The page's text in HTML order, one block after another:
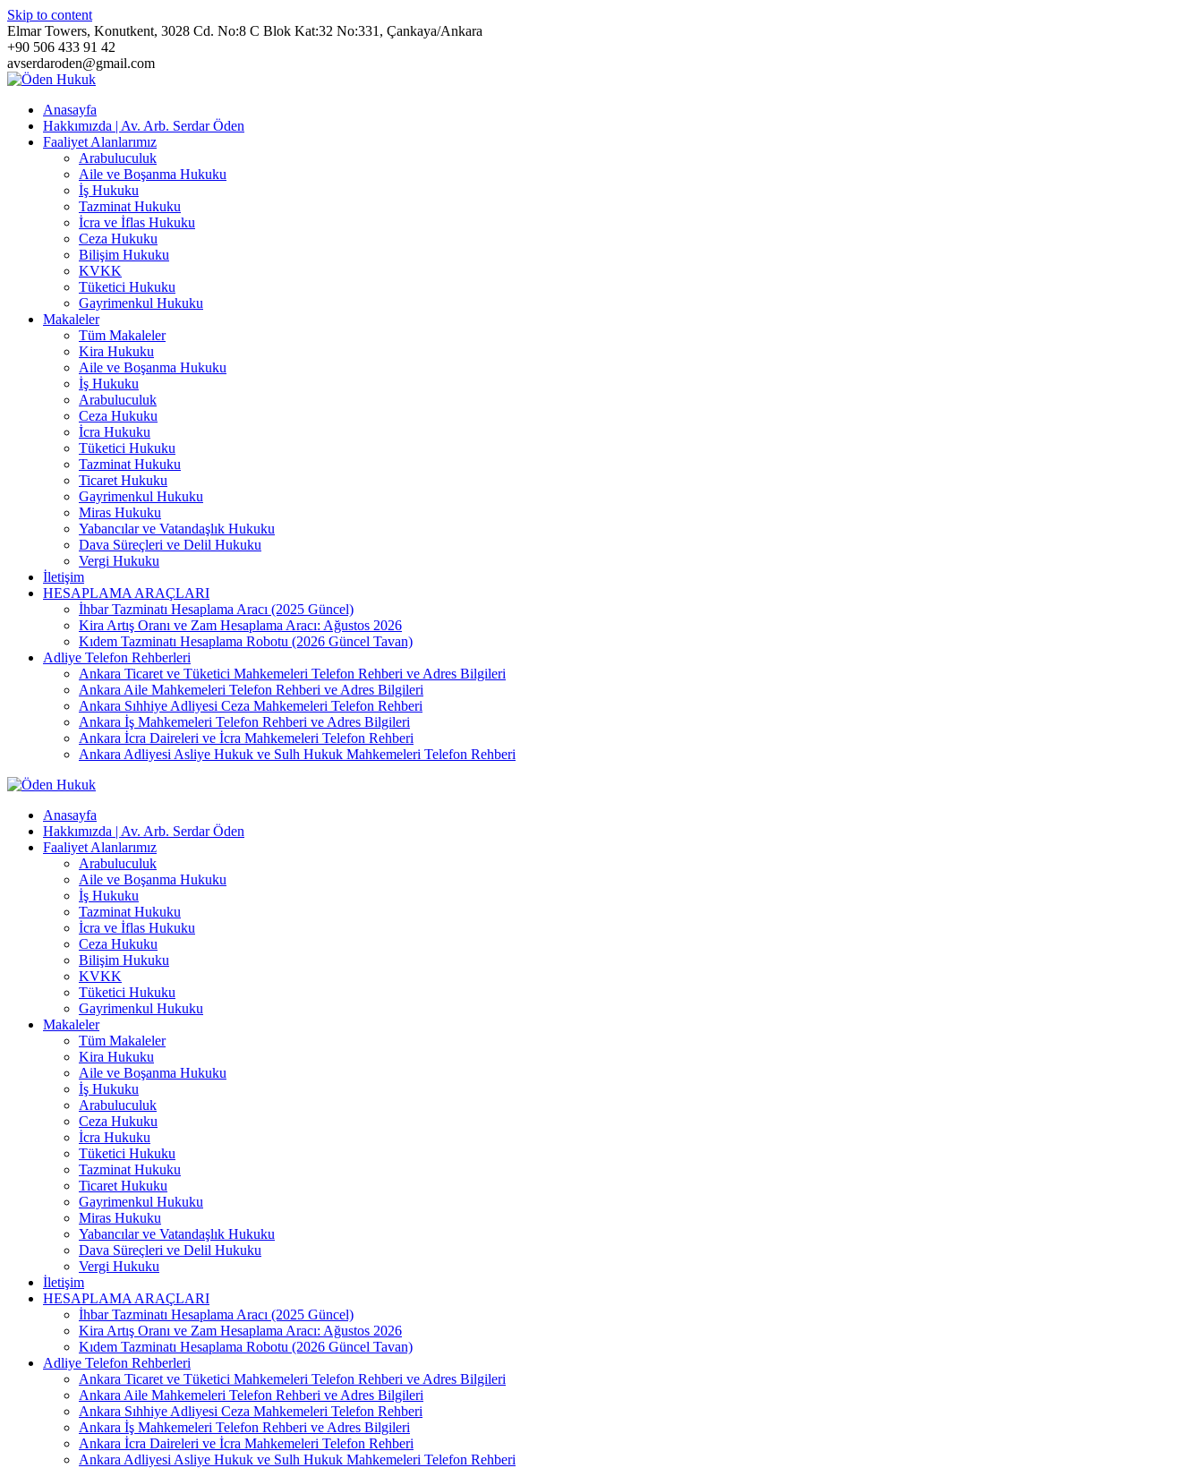
Skip to content
Elmar Towers, Konutkent, 3028 Cd. No:8 C Blok Kat:32 No:331, Çankaya/Ankara
+90 506 433 91 42
avserdaroden@gmail.com
Anasayfa
Hakkımızda | Av. Arb. Serdar Öden
Faaliyet Alanlarımız
Arabuluculuk
Aile ve Boşanma Hukuku
İş Hukuku
Tazminat Hukuku
İcra ve İflas Hukuku
Ceza Hukuku
Bilişim Hukuku
KVKK
Tüketici Hukuku
Gayrimenkul Hukuku
Makaleler
Tüm Makaleler
Kira Hukuku
Aile ve Boşanma Hukuku
İş Hukuku
Arabuluculuk
Ceza Hukuku
İcra Hukuku
Tüketici Hukuku
Tazminat Hukuku
Ticaret Hukuku
Gayrimenkul Hukuku
Miras Hukuku
Yabancılar ve Vatandaşlık Hukuku
Dava Süreçleri ve Delil Hukuku
Vergi Hukuku
İletişim
HESAPLAMA ARAÇLARI
İhbar Tazminatı Hesaplama Aracı (2025 Güncel)
Kira Artış Oranı ve Zam Hesaplama Aracı: Ağustos 2026
Kıdem Tazminatı Hesaplama Robotu (2026 Güncel Tavan)
Adliye Telefon Rehberleri
Ankara Ticaret ve Tüketici Mahkemeleri Telefon Rehberi ve Adres Bilgileri
Ankara Aile Mahkemeleri Telefon Rehberi ve Adres Bilgileri
Ankara Sıhhiye Adliyesi Ceza Mahkemeleri Telefon Rehberi
Ankara İş Mahkemeleri Telefon Rehberi ve Adres Bilgileri
Ankara İcra Daireleri ve İcra Mahkemeleri Telefon Rehberi
Ankara Adliyesi Asliye Hukuk ve Sulh Hukuk Mahkemeleri Telefon Rehberi
Anasayfa
Hakkımızda | Av. Arb. Serdar Öden
Faaliyet Alanlarımız
Arabuluculuk
Aile ve Boşanma Hukuku
İş Hukuku
Tazminat Hukuku
İcra ve İflas Hukuku
Ceza Hukuku
Bilişim Hukuku
KVKK
Tüketici Hukuku
Gayrimenkul Hukuku
Makaleler
Tüm Makaleler
Kira Hukuku
Aile ve Boşanma Hukuku
İş Hukuku
Arabuluculuk
Ceza Hukuku
İcra Hukuku
Tüketici Hukuku
Tazminat Hukuku
Ticaret Hukuku
Gayrimenkul Hukuku
Miras Hukuku
Yabancılar ve Vatandaşlık Hukuku
Dava Süreçleri ve Delil Hukuku
Vergi Hukuku
İletişim
HESAPLAMA ARAÇLARI
İhbar Tazminatı Hesaplama Aracı (2025 Güncel)
Kira Artış Oranı ve Zam Hesaplama Aracı: Ağustos 2026
Kıdem Tazminatı Hesaplama Robotu (2026 Güncel Tavan)
Adliye Telefon Rehberleri
Ankara Ticaret ve Tüketici Mahkemeleri Telefon Rehberi ve Adres Bilgileri
Ankara Aile Mahkemeleri Telefon Rehberi ve Adres Bilgileri
Ankara Sıhhiye Adliyesi Ceza Mahkemeleri Telefon Rehberi
Ankara İş Mahkemeleri Telefon Rehberi ve Adres Bilgileri
Ankara İcra Daireleri ve İcra Mahkemeleri Telefon Rehberi
Ankara Adliyesi Asliye Hukuk ve Sulh Hukuk Mahkemeleri Telefon Rehberi